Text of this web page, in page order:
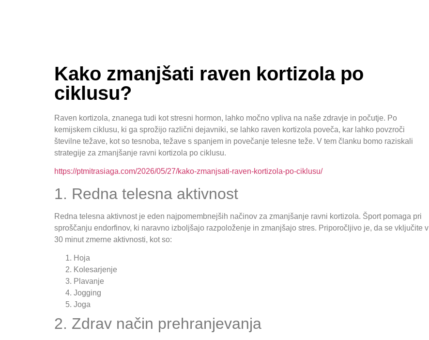
Kako zmanjšati raven kortizola po
ciklusu?
Raven kortizola, znanega tudi kot stresni hormon, lahko močno vpliva na naše zdravje in počutje. Po
kemijskem ciklusu, ki ga sprožijo različni dejavniki, se lahko raven kortizola poveča, kar lahko povzroči
številne težave, kot so tesnoba, težave s spanjem in povečanje telesne teže. V tem članku bomo raziskali
strategije za zmanjšanje ravni kortizola po ciklusu.
https://ptmitrasiaga.com/2026/05/27/kako-zmanjsati-raven-kortizola-po-ciklusu/
1. Redna telesna aktivnost
Redna telesna aktivnost je eden najpomembnejših načinov za zmanjšanje ravni kortizola. Šport pomaga pri
sproščanju endorfinov, ki naravno izboljšajo razpoloženje in zmanjšajo stres. Priporočljivo je, da se vključite v
30 minut zmerne aktivnosti, kot so:
Hoja
Kolesarjenje
Plavanje
Jogging
Joga
2. Zdrav način prehranjevanja